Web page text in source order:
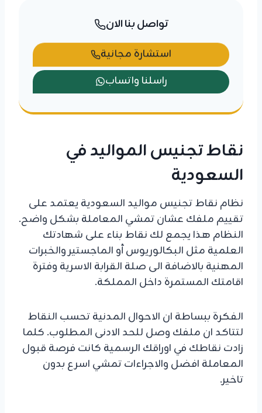
تواصل بنا الان
استشارة مجانية
راسلنا واتساب
نقاط تجنيس المواليد في
السعودية
نظام نقاط تجنيس مواليد السعودية يعتمد على
تقييم ملفك عشان تمشي المعاملة بشكل واضح.
النظام هذا يجمع لك نقاط بناء على شهادتك
العلمية مثل البكالوريوس أو الماجستير والخبرات
المهنية بالاضافة الى صلة القرابة الاسرية وفترة
اقامتك المستمرة داخل المملكة.
الفكرة ببساطة ان الاحوال المدنية تحسب النقاط
لتتاكد ان ملفك وصل للحد الادنى المطلوب. كلما
زادت نقاطك في اوراقك الرسمية كانت فرصة قبول
المعاملة افضل والاجراءات تمشي اسرع بدون
تاخير.